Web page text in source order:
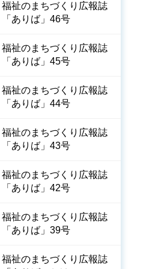
福祉のまちづくり広報誌
「ありば」46号
福祉のまちづくり広報誌
「ありば」45号
福祉のまちづくり広報誌
「ありば」44号
福祉のまちづくり広報誌
「ありば」43号
福祉のまちづくり広報誌
「ありば」42号
福祉のまちづくり広報誌
「ありば」39号
福祉のまちづくり広報誌